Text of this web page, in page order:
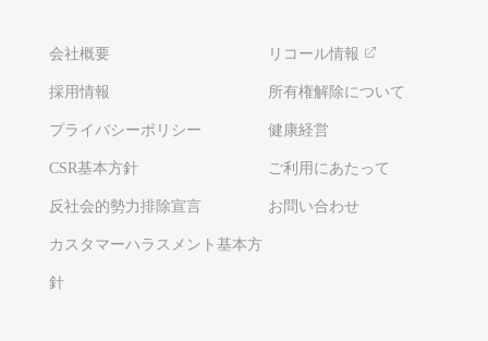
会社概要 リコール情報
採用情報 所有権解除について
プライバシーポリシー 健康経営
CSR基本方針 ご利用にあたって
反社会的勢力排除宣言 お問い合わせ
カスタマーハラスメント基本方
針